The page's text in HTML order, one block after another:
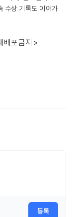
수상 기록도 이어가
배포금지>
등록